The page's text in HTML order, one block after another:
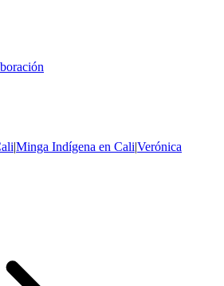
|Minga Indígena en Cali|Verónica